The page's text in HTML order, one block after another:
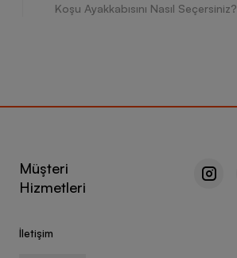
Koşu Ayakkabısını Nasıl Seçersiniz?
Müşteri
Hizmetleri
İletişim